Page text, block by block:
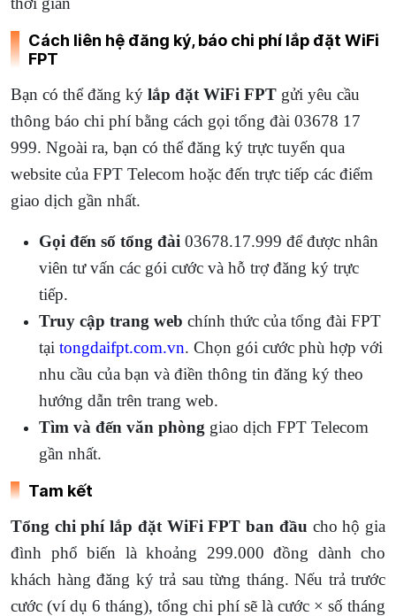
Cách liên hệ đăng ký, báo chi phí lắp đặt WiFi
FPT
Bạn có thể đăng ký lắp đặt WiFi FPT gửi yêu cầu
thông báo chi phí bằng cách gọi tổng đài 03678 17
999. Ngoài ra, bạn có thể đăng ký trực tuyến qua
website của FPT Telecom hoặc đến trực tiếp các điểm
giao dịch gần nhất.
Gọi đến số tổng đài 03678.17.999 để được nhân
viên tư vấn các gói cước và hỗ trợ đăng ký trực
tiếp.
Truy cập trang web chính thức của tổng đài FPT
tại tongdaifpt.com.vn. Chọn gói cước phù hợp với
nhu cầu của bạn và điền thông tin đăng ký theo
hướng dẫn trên trang web.
Tìm và đến văn phòng giao dịch FPT Telecom
gần nhất.
Tam kết
Tổng chi phí lắp đặt WiFi FPT ban đầu cho hộ gia
đình phổ biến là khoảng 299.000 đồng dành cho
khách hàng đăng ký trả sau từng tháng. Nếu trả trước
cước (ví dụ 6 tháng), tổng chi phí sẽ là cước × số tháng